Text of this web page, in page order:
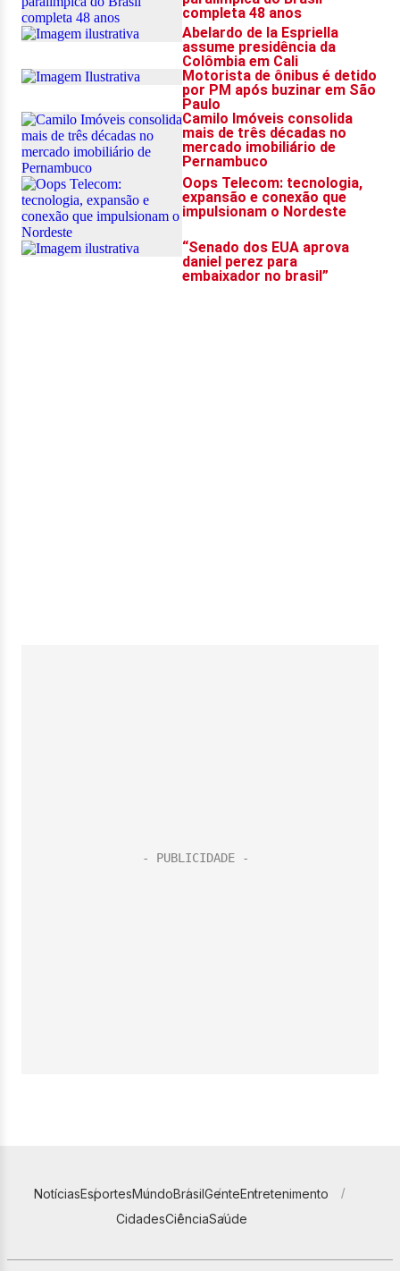
NotíciasEsportesMundoBrasilGenteEntretenimento
CidadesCiênciaSaúde